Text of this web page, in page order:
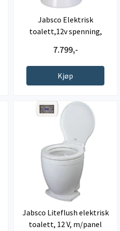
Jabsco Elektrisk
toalett,12v spenning,
7.799,-
Kjøp
Jabsco Liteflush elektrisk
toalett, 12 V, m/panel